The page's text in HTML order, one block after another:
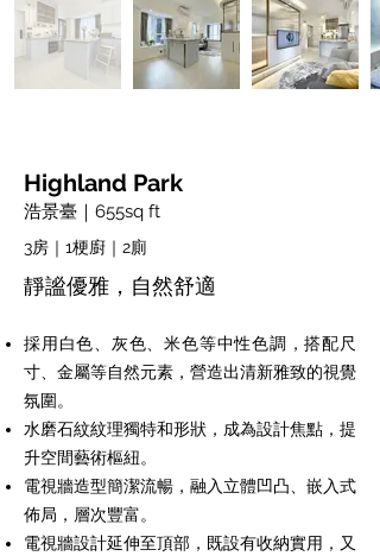
Highland Park
浩景臺｜655sq ft
3房｜1梗廚｜2廁
靜謐優雅，自然舒適
採用白色、灰色、米色等中性色調，搭配尺
寸、金屬等自然元素，營造出清新雅致的視覺
氛圍。
水磨石紋紋理獨特和形狀，成為設計焦點，提
升空間藝術樞紐。
電視牆造型簡潔流暢，融入立體凹凸、嵌入式
佈局，層次豐富。
電視牆設計延伸至頂部，既設有收納實用，又